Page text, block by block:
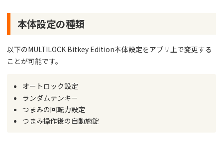
本体設定の種類
以下のMULTILOCK Bitkey Edition本体設定をアプリ上で変更する
ことが可能です。
オートロック設定
ランダムテンキー
つまみの回転力設定
つまみ操作後の自動施錠